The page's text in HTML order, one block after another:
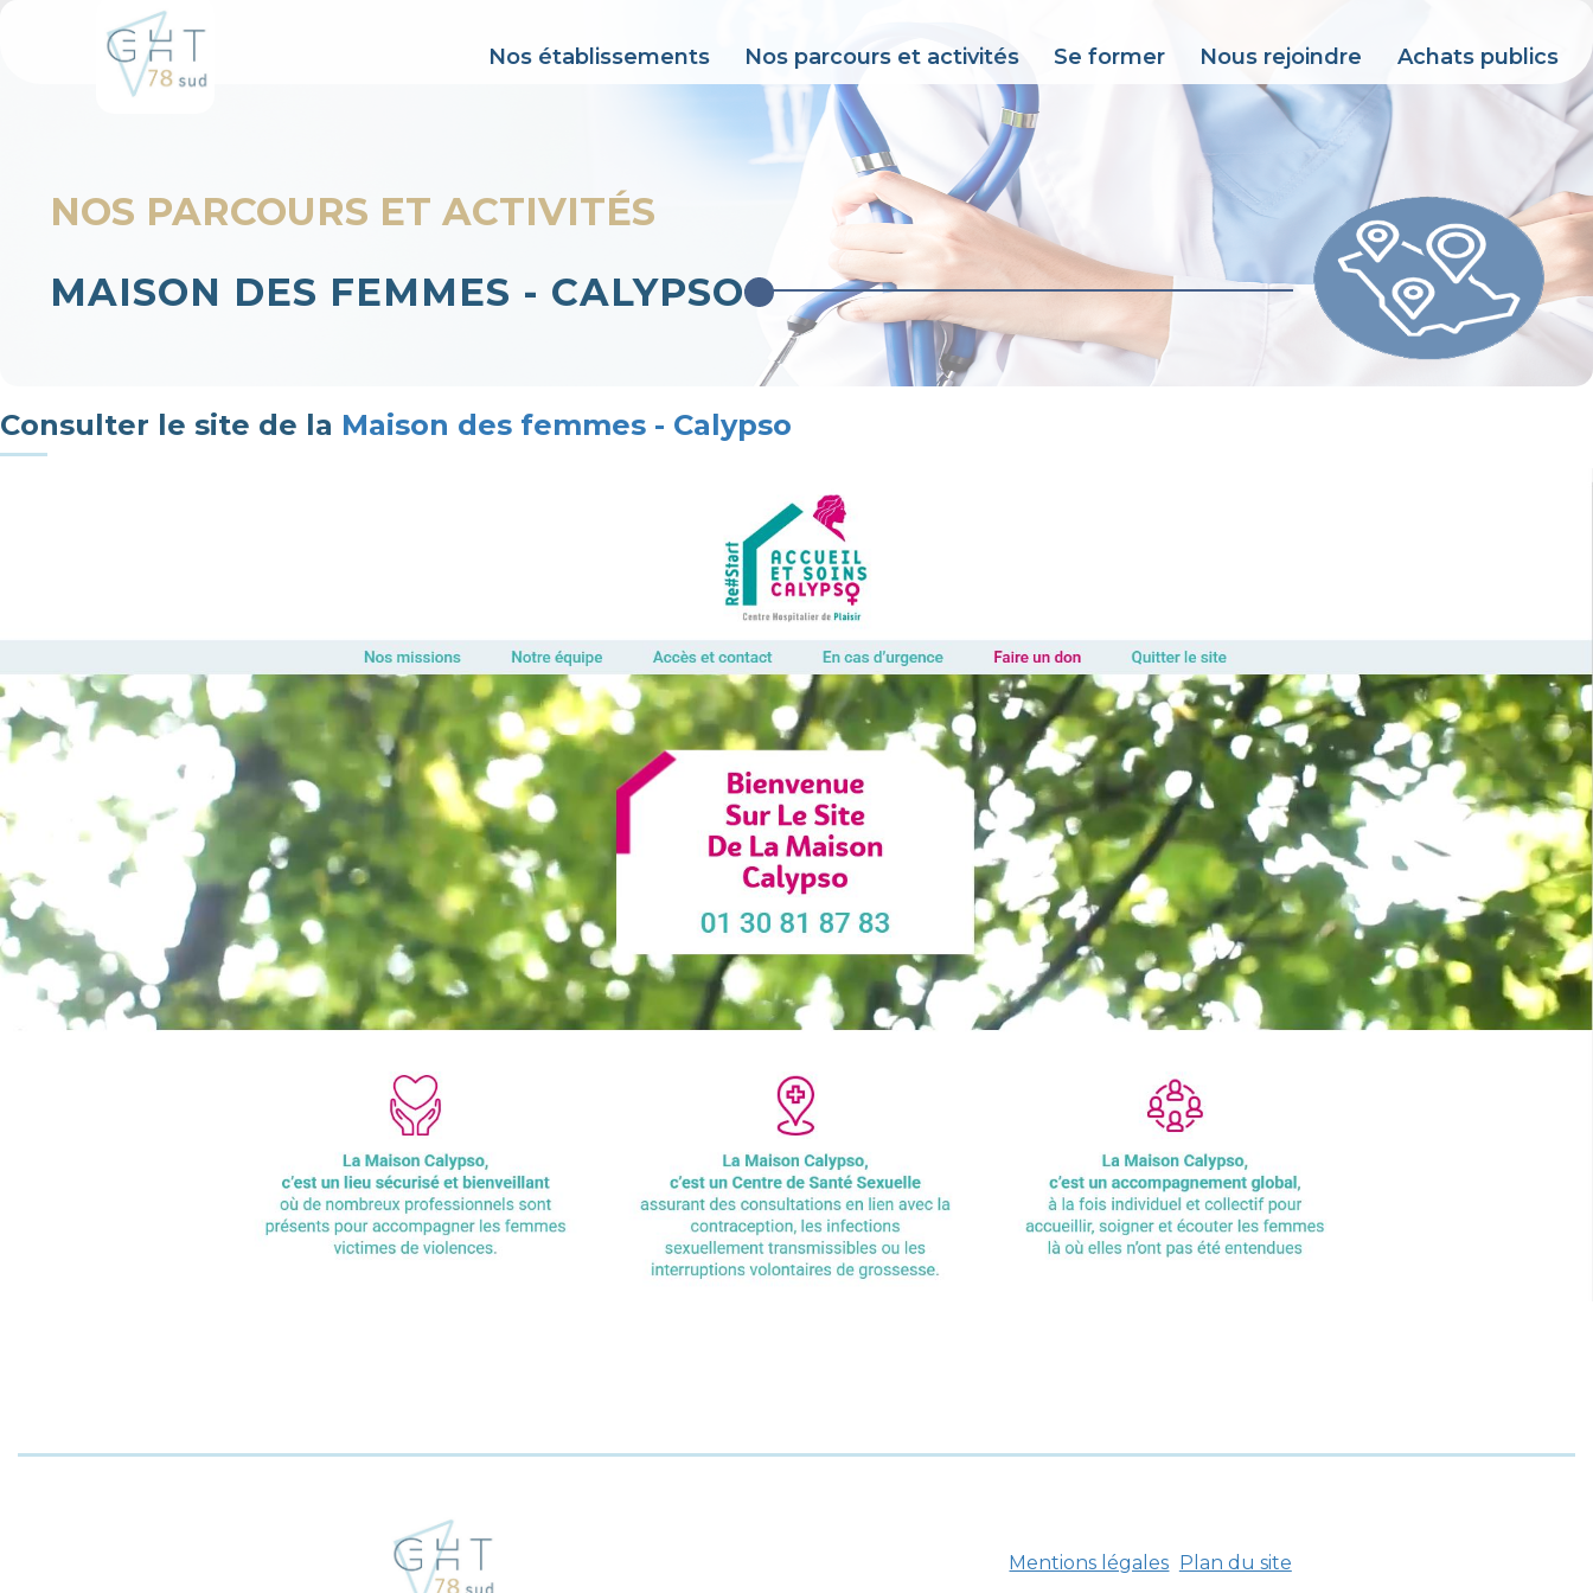
Nos établissements Nos parcours et activités Se former Nous rejoindre Achats publics
NOS PARCOURS ET ACTIVITÉS
MAISON DES FEMMES - CALYPSO
Consulter le site de la Maison des femmes - Calypso
Mentions légales Plan du site